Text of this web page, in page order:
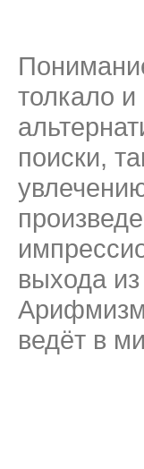
толкало
поиски,
выхода из
Арифмизм
ведёт в